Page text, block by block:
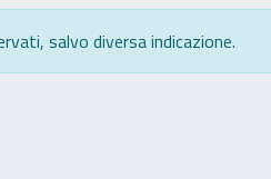
salvo diversa indicazione.